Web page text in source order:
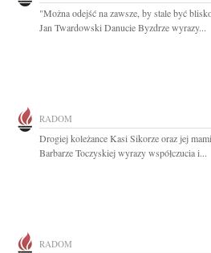
"Można odejść na zawsze, by stale być
Jan Twardowski Danucie Byzdrze wyrazy...
RADOM
Drogiej koleżance Kasi Sikorze oraz jej
Barbarze Toczyskiej wyrazy współczucia i...
RADOM